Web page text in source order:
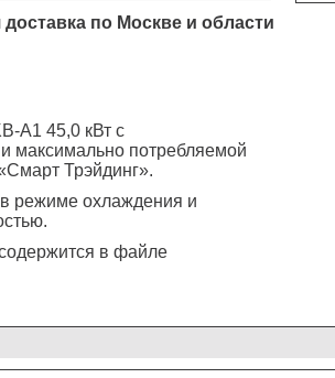
доставка по Москве и области
A1 45,0 кВт с
максимально потребляемой
Трэйдинг».
режиме охлаждения и
в файле